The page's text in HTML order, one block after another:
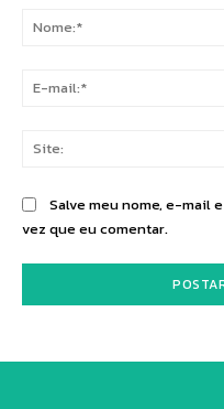
Salve meu nome, e-mail
vez que eu comentar.